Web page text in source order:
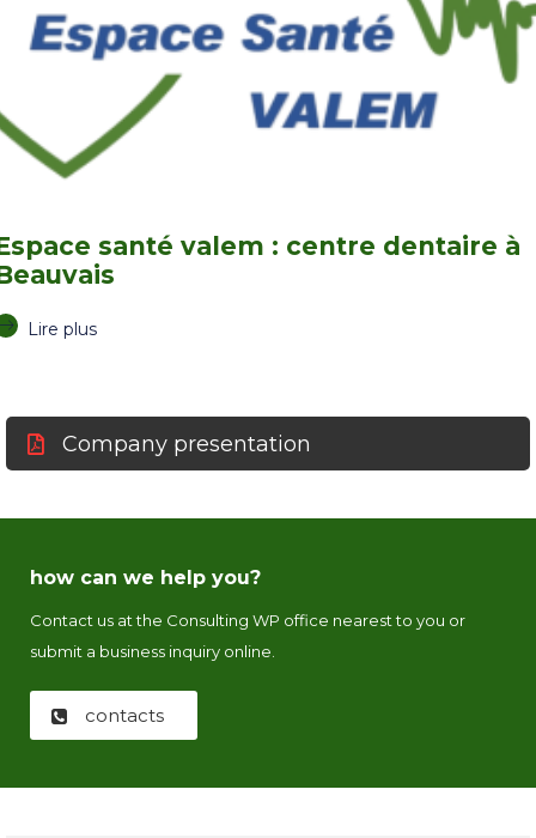
santé valem : centre dentaire à
Lire plus
Company presentation
how can we help you?
Contact us at the Consulting WP office nearest to you or
submit a business inquiry online.
contacts